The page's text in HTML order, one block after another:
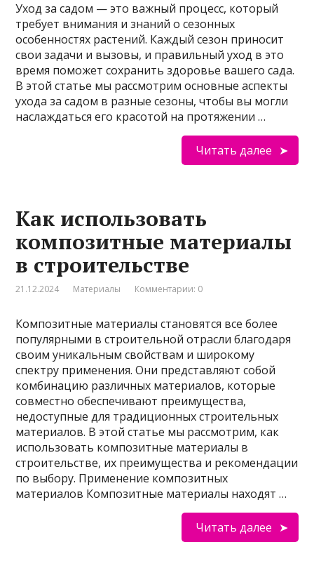
Уход за садом — это важный процесс, который
требует внимания и знаний о сезонных
особенностях растений. Каждый сезон приносит
свои задачи и вызовы, и правильный уход в это
время поможет сохранить здоровье вашего сада.
В этой статье мы рассмотрим основные аспекты
ухода за садом в разные сезоны, чтобы вы могли
наслаждаться его красотой на протяжении …
Читать далее
Как использовать
композитные материалы
в строительстве
21.12.2024 Материалы Комментарии: 0
Композитные материалы становятся все более
популярными в строительной отрасли благодаря
своим уникальным свойствам и широкому
спектру применения. Они представляют собой
комбинацию различных материалов, которые
совместно обеспечивают преимущества,
недоступные для традиционных строительных
материалов. В этой статье мы рассмотрим, как
использовать композитные материалы в
строительстве, их преимущества и рекомендации
по выбору. Применение композитных
материалов Композитные материалы находят …
Читать далее